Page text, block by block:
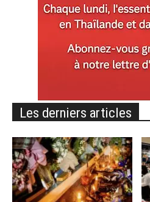
Les derniers articles